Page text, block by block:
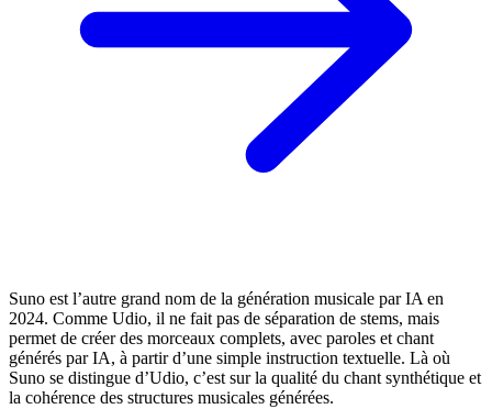
Suno est l’autre grand nom de la génération musicale par IA en
2024. Comme Udio, il ne fait pas de séparation de stems, mais
permet de créer des morceaux complets, avec paroles et chant
générés par IA, à partir d’une simple instruction textuelle. Là où
Suno se distingue d’Udio, c’est sur la qualité du chant synthétique et
la cohérence des structures musicales générées.